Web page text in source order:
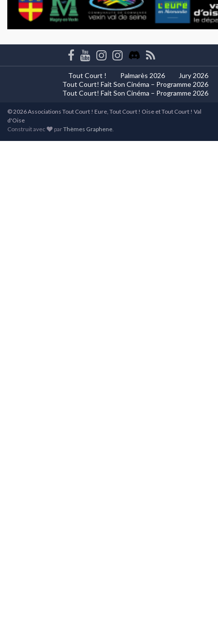
Tout Court ! Palmarès 2026
Jury 2026
Tout Court! Fait Son Cinéma – Programme 2026
Tout Court! Fait Son Cinéma – Programme 2026
© 2026 Associations Tout Court ! Eure, Tout Court ! Oise et Tout Court ! Val
d'Oise
Construit avec
parThèmes Graphene.